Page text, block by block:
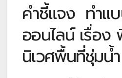
คำชี้แจง ทำแ
ออนไลน์ เรื่อง
นิเวศพื้นที่ชุ่มน้ำ